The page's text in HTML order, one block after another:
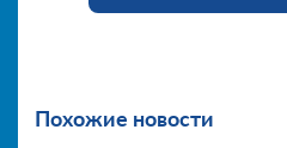
Похожие новости